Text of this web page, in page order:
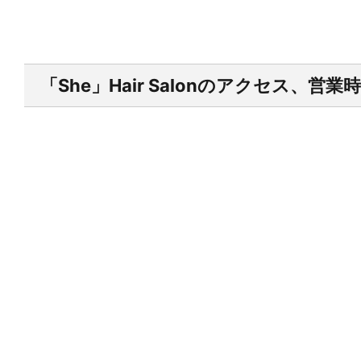
「She」Hair Salonのアクセス、営業